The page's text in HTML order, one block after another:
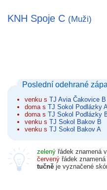
KNH Spoje C (Muži)
Poslední odehrané
venku s TJ Avia Čakovice B
doma s TJ Sokol Podlázky
doma s TJ Sokol Podlázky
venku s TJ Sokol Bakov B
venku s TJ Sokol Bakov A
zelený řádek znamená
červený řádek
tučně je vyznačené